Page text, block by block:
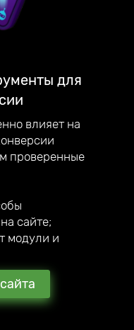
для
влияет на
проверенные
сайте;
модули и